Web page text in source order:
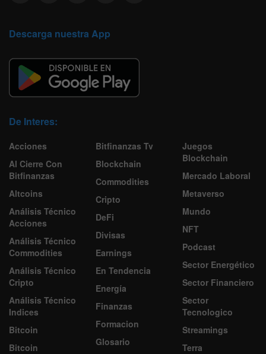
Descarga nuestra App
De Interes:
Acciones
Al Cierre Con
Bitfinanzas
Altcoins
Análisis Técnico
Acciones
Análisis Técnico
Commodities
Análisis Técnico
Cripto
Análisis Técnico
Indices
Bitcoin
Bitcoin
Bitfinanzas Tv
Blockchain
Commodities
Cripto
DeFi
Divisas
Earnings
En Tendencia
Energía
Finanzas
Formacion
Glosario
Juegos
Blockchain
Mercado Laboral
Metaverso
Mundo
NFT
Podcast
Sector Energético
Sector Financiero
Sector
Tecnologico
Streamings
Terra